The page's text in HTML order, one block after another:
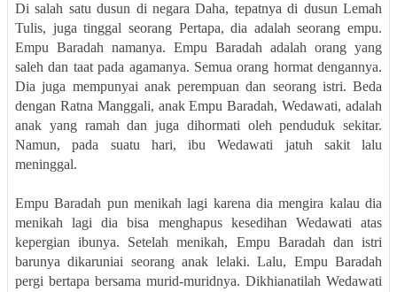
Di salah satu dusun di negara Daha, tepatnya di dusun Lemah
Tulis, juga tinggal seorang Pertapa, dia adalah seorang empu.
Empu Baradah namanya. Empu Baradah adalah orang yang
saleh dan taat pada agamanya. Semua orang hormat dengannya.
Dia juga mempunyai anak perempuan dan seorang istri. Beda
dengan Ratna Manggali, anak Empu Baradah, Wedawati, adalah
anak yang ramah dan juga dihormati oleh penduduk sekitar.
Namun, pada suatu hari, ibu Wedawati jatuh sakit lalu
meninggal.
Empu Baradah pun menikah lagi karena dia mengira kalau dia
menikah lagi dia bisa menghapus kesedihan Wedawati atas
kepergian ibunya. Setelah menikah, Empu Baradah dan istri
barunya dikaruniai seorang anak lelaki. Lalu, Empu Baradah
pergi bertapa bersama murid-muridnya. Dikhianatilah Wedawati